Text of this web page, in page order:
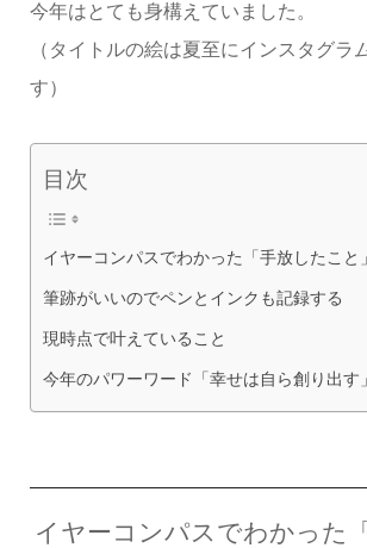
今年はとても身構えていました。
（タイトルの絵は夏至にインスタグラ
す）
目次
イヤーコンパスでわかった「手放したこと」
筆跡がいいのでペンとインクも記録する
現時点で叶えていること
今年のパワーワード「幸せは自ら創り出す」
イヤーコンパスでわかった